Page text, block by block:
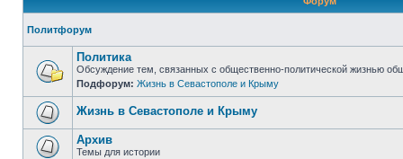
Политфорум
Политика
Обсуждение тем, связанных с общественно-политической жизнью
Подфорум: Жизнь в Севастополе и Крыму
Жизнь в Севастополе и Крыму
Архив
Темы для истории